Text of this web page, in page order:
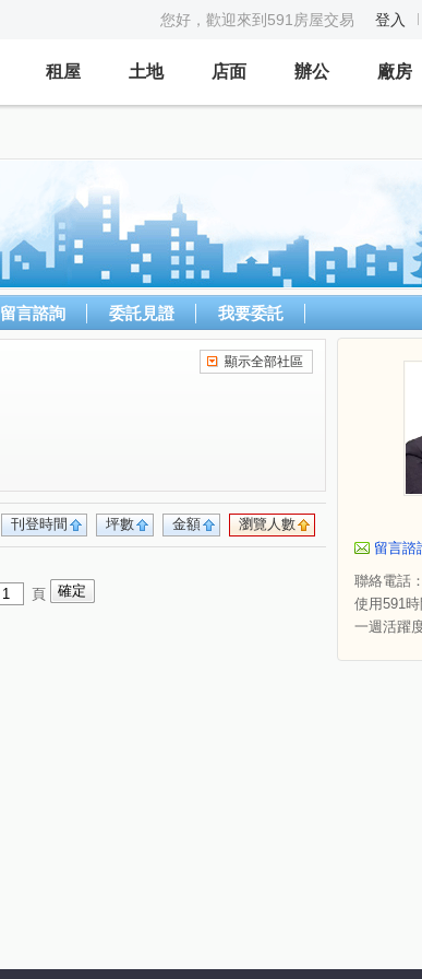
您好，歡迎來到591房屋交易 登入
租屋 土地 店面 辦公 廠房
留言諮詢 委託見證 我要委託
顯示全部社區
瀏覽人數
金額
坪數
刊登時間
頁
留言諮
聯絡電話：
使用591時
一週活躍